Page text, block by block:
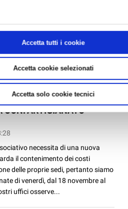
Accetta tutti i cookie
Accetta cookie selezionati
Accetta solo cookie tecnici
DI APERTURA DEGLI
CONFARTIGIANATO
necessita di una nuova
il contenimento dei costi
delle proprie sedi, pertanto siamo
di venerdì, dal 18 novembre al
uffici osserve...